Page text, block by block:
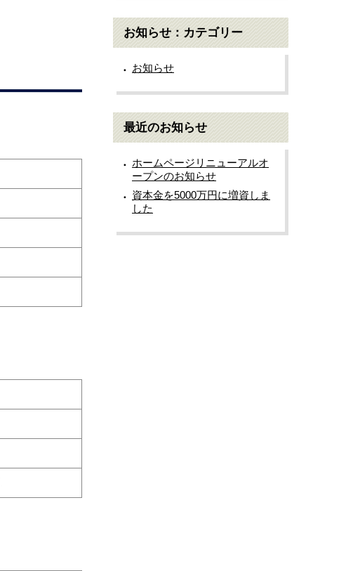
お知らせ：カテゴリー
お知らせ
最近のお知らせ
ホームページリニューアルオ
ープンのお知らせ
資本金を5000万円に増資しま
した